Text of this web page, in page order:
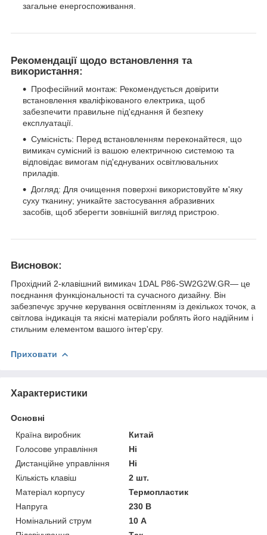
загальне енергоспоживання.
Рекомендації щодо встановлення та
використання:
Професійний монтаж: Рекомендується довірити
встановлення кваліфікованого електрика, щоб
забезпечити правильне під'єднання й безпеку
експлуатації.
Сумісність: Перед встановленням переконайтеся, що
вимикач сумісний із вашою електричною системою та
відповідає вимогам під'єднуваних освітлювальних
приладів.
Догляд: Для очищення поверхні використовуйте м'яку
суху тканину; уникайте застосування абразивних
засобів, щоб зберегти зовнішній вигляд пристрою.
Висновок:
Прохідний 2-клавішний вимикач 1DAL P86-SW2G2W.GR— це
поєднання функціональності та сучасного дизайну. Він
забезпечує зручне керування освітленням із декількох точок, а
світлова індикація та якісні матеріали роблять його надійним і
стильним елементом вашого інтер'єру.
Приховати
Характеристики
Основні
Країна виробник
Китай
Голосове управління
Ні
Дистанційне управління
Ні
Кількість клавіш
2 шт.
Матеріал корпусу
Термопластик
Напруга
230 В
Номінальний струм
10 А